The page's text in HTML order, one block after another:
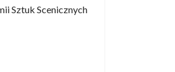
Sztuk Scenicznych